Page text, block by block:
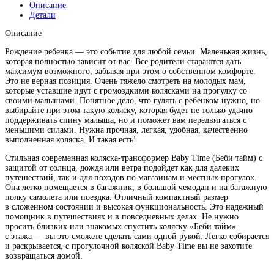
Описание
Детали
Описание
Рождение ребенка — это событие для любой семьи. Маленькая жизнь,
которая полностью зависит от вас. Все родители стараются дать
максимум возможного, забывая при этом о собственном комфорте.
Это не верная позиция. Очень тяжело смотреть на молодых мам,
которые уставшие идут с громоздкими колясками на прогулку со
своими малышами. Понятное дело, что гулять с ребенком нужно, но
выбирайте при этом такую коляску, которая будет не только удачно
поддерживать спину малыша, но и поможет вам передвигаться с
меньшими силами. Нужна прочная, легкая, удобная, качественно
выполненная коляска. И такая есть!
Стильная современная коляска-трансформер Baby Time (Беби тайм) с
защитой от солнца, дождя или ветра подойдет как для далеких
путешествий, так и для походов по магазинам и местных прогулок.
Она легко помещается в багажник, в большой чемодан и на багажную
полку самолета или поездка. Отличный компактный размер
в сложенном состоянии и высокая функциональность. Это надежный
помощник в путешествиях и в повседневных делах. Не нужно
просить близких или знакомых спустить коляску «Беби тайм»
с этажа — вы это сможете сделать сами одной рукой. Легко собирается
и раскрывается, с прогулочной коляской Baby Time вы не захотите
возвращаться домой.